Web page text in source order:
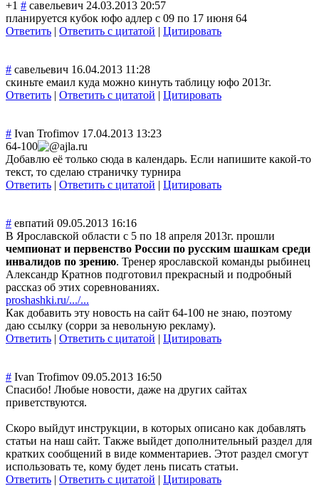
+1 # савельевич 24.03.2013 20:57
планируется кубок юфо адлер с 09 по 17 июня 64
Ответить | Ответить с цитатой | Цитировать
# савельевич 16.04.2013 11:28
скиньте емаил куда можно кинуть таблицу юфо 2013г.
Ответить | Ответить с цитатой | Цитировать
# Ivan Trofimov 17.04.2013 13:23
64-100
ajla.ru
Добавлю её только сюда в календарь. Если напишите какой-то
текст, то сделаю страничку турнира
Ответить | Ответить с цитатой | Цитировать
# евпатий 09.05.2013 16:16
В Ярославской области с 5 по 18 апреля 2013г. прошли
чемпионат и первенство России по русским шашкам среди
инвалидов по зрению. Тренер ярославской команды рыбинец
Александр Кратнов подготовил прекрасный и подробный
рассказ об этих соревнованиях.
proshashki.ru/.../...
Как добавить эту новость на сайт 64-100 не знаю, поэтому
даю ссылку (сорри за невольную рекламу).
Ответить | Ответить с цитатой | Цитировать
# Ivan Trofimov 09.05.2013 16:50
Спасибо! Любые новости, даже на других сайтах
приветствуются.
Скоро выйдут инструкции, в которых описано как добавлять
статьи на наш сайт. Также выйдет дополнительный раздел для
кратких сообщений в виде комментариев. Этот раздел смогут
использовать те, кому будет лень писать статьи.
Ответить | Ответить с цитатой | Цитировать